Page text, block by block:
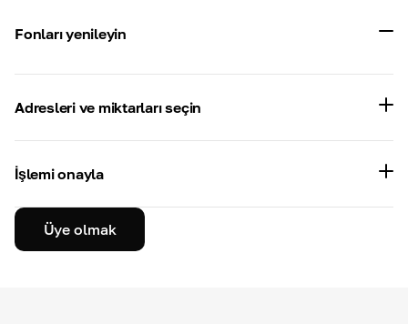
Fonları yenileyin
Adresleri ve miktarları seçin
İşlemi onayla
Üye olmak